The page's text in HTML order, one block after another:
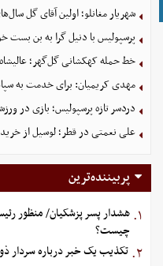
شهریار مغانلو؛ اولین آقای گل
پرسپولیس با دنیل گرا به بن بست
خط حمله کهکشانی گل‌گهر؛ عالیشاه
مهدی کریمیان: برای خدمت به
دردسر تازه پرسپولیس؛ بازی در
علی نعمتی در قطر؛ لوسیل از
پربیننده‌ترین
۱. هشدار پسر پزشکیان/ منظور
چیست؟
۲. تکذیب یک خبر درباره سردار